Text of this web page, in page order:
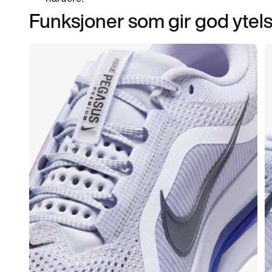
Funksjoner som gir god